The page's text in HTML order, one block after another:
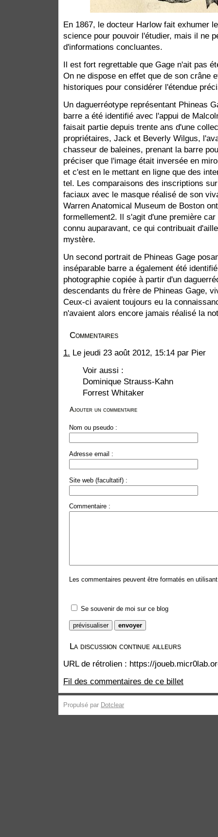
En 1867, le docteur Harlow fait exhumer
science pour pouvoir l'étudier, mais il ne
d'informations concluantes.
Il est fort regrettable que Gage n'ait pas
On ne dispose en effet que de son crâne
historiques pour considérer l'étendue
Un daguerréotype représentant Phineas
barre a été identifié avec l'appui de
faisait partie depuis trente ans d'une
propriétaires, Jack et Beverly Wilgus,
chasseur de baleines, prenant la barre
préciser que l'image était inversée en
et c'est en le mettant en ligne que des
tel. Les comparaisons des inscriptions
faciaux avec le masque réalisé de son
Warren Anatomical Museum de Boston
formellement2. Il s'agit d'une première
connu auparavant, ce qui contribuait
mystère.
Un second portrait de Phineas Gage
inséparable barre a également été
photographie copiée à partir d'un
descendants du frère de Phineas Gage,
Ceux-ci avaient toujours eu la
n'avaient alors encore jamais réalisé la
Commentaires
1. Le jeudi 23 août 2012, 15:14 par Pier
Voir aussi :
Dominique Strauss-Kahn
Forrest Whitaker
Ajouter un commentaire
Nom ou pseudo :
Adresse email :
Site web (facultatif) :
Commentaire :
Les commentaires peuvent être formatés en
Se souvenir de moi sur ce blog
La discussion continue ailleurs
URL de rétrolien : https://
Fil des commentaires de ce billet
Propulsé par Dotclear